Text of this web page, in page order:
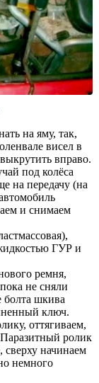
на яму, так,
висел в
вправо.
под колёса
на передачу (на
и снимаем
ГУР и
ремня,
не сняли
болта шкива
ключ.
оттягиваем,
ролик
сверху начинаем
немного